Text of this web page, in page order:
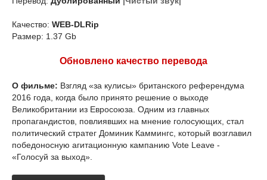
Качество: WEB-DLRip
Размер: 1.37 Gb
Обновлено качество перевода
О фильме: Взгляд «за кулисы» британского референдума
2016 года, когда было принято решение о выходе
Великобритании из Евросоюза. Одним из главных
пропагандистов, повлиявших на мнение голосующих, стал
политический стратег Доминик Каммингс, который возглавил
победоносную агитационную кампанию Vote Leave -
«Голосуй за выход».